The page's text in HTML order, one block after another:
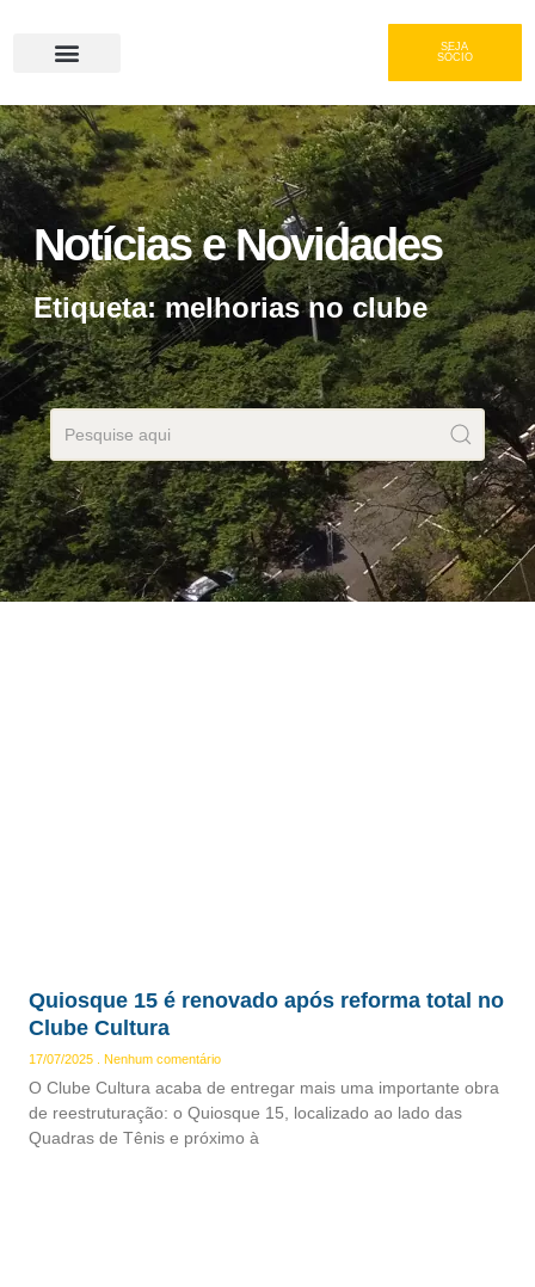
SEJA
SÓCIO
Notícias e Novidades
Etiqueta: melhorias no clube
Quiosque 15 é renovado após reforma total no
Clube Cultura
17/07/2025 Nenhum comentário
O Clube Cultura acaba de entregar mais uma importante obra
de reestruturação: o Quiosque 15, localizado ao lado das
Quadras de Tênis e próximo à